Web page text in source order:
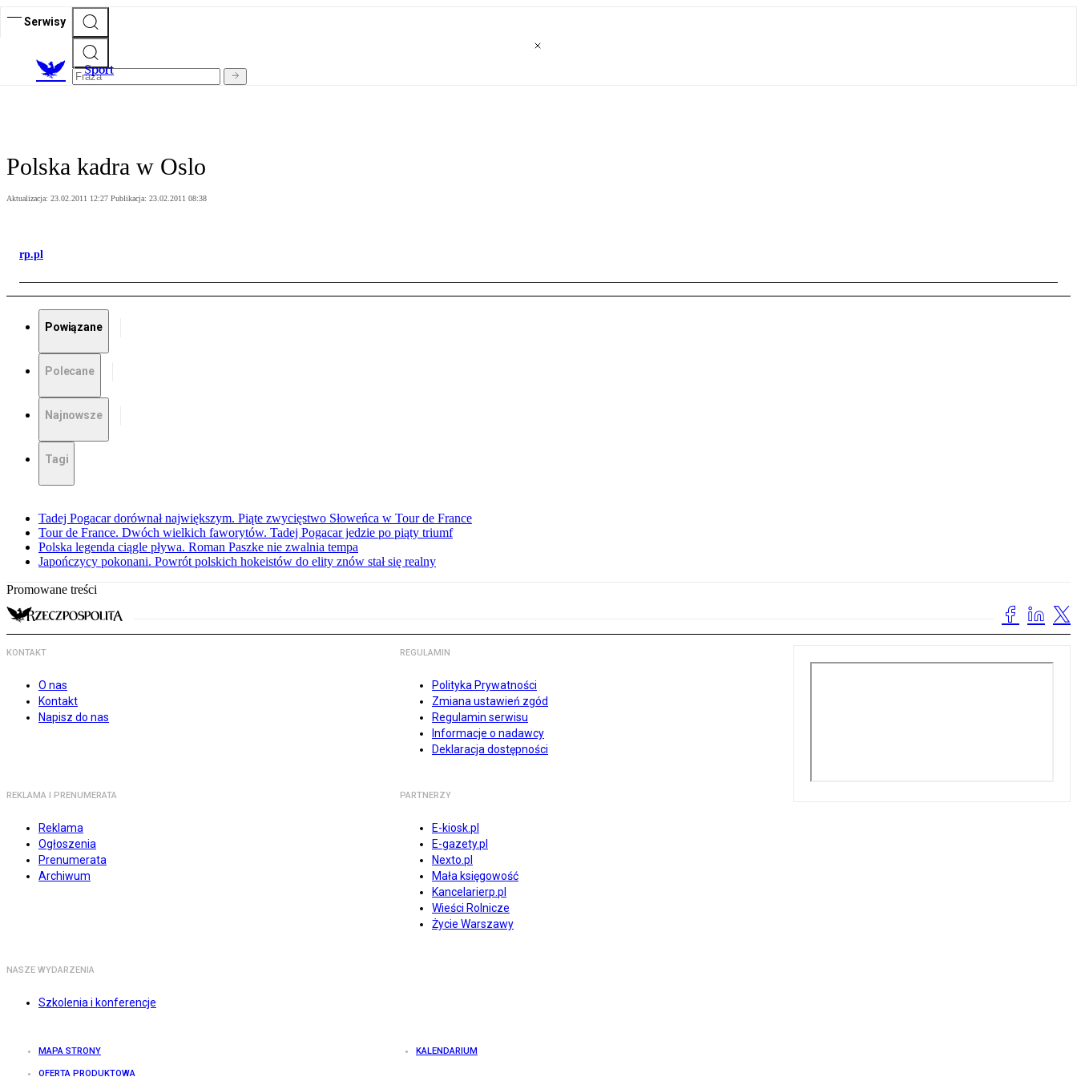
Serwisy
Sport
Polska kadra w Oslo
Aktualizacja: 23.02.2011 12:27 Publikacja: 23.02.2011 08:38
rp.pl
Powiązane
Polecane
Najnowsze
Tagi
Tadej Pogacar dorównał największym. Piąte zwycięstwo Słoweńca w Tour de France
Tour de France. Dwóch wielkich faworytów. Tadej Pogacar jedzie po piąty triumf
Polska legenda ciągle pływa. Roman Paszke nie zwalnia tempa
Japończycy pokonani. Powrót polskich hokeistów do elity znów stał się realny
Promowane treści
KONTAKT
O nas
Kontakt
Napisz do nas
REGULAMIN
Polityka Prywatności
Zmiana ustawień zgód
Regulamin serwisu
Informacje o nadawcy
Deklaracja dostępności
REKLAMA I PRENUMERATA
Reklama
Ogłoszenia
Prenumerata
Archiwum
PARTNERZY
E-kiosk.pl
E-gazety.pl
Nexto.pl
Mała księgowość
Kancelarierp.pl
Wieści Rolnicze
Życie Warszawy
NASZE WYDARZENIA
Szkolenia i konferencje
MAPA STRONY KALENDARIUM
OFERTA PRODUKTOWA